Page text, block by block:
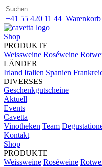
+41 55 420 11 44 Warenkorb
Shop
PRODUKTE
Weissweine Roséweine
LÄNDER
Irland Italien Spanien
DIVERSES
Geschenkgutscheine
Aktuell
Events
Cavetta
Vinotheken Team
Kontakt
Shop
PRODUKTE
Weissweine Roséweine